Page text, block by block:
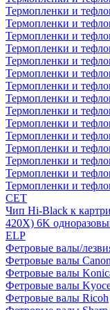
Термопленки и
Термопленки и
Термопленки и
Термопленки и
Термопленки и
Термопленки и
Термопленки и
Термопленки и
Термопленки и
Термопленки и
Термопленки и
Термопленки и
Термопленки и
Термопленки и
Термопленки и
CET
Чип Hi-Black к
420X) 6K
ELP
Фетровые валы/
Фетровые валы Canon
Фетровые валы
Фетровые валы
Фетровые валы Ricoh